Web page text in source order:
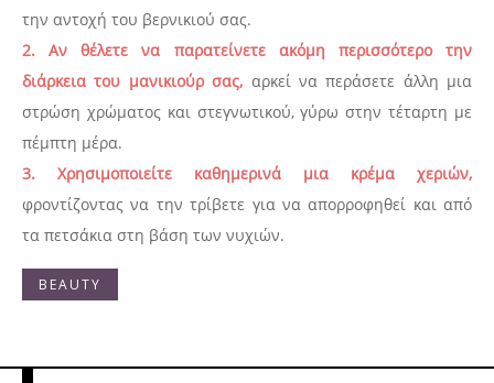
την αντοχή του βερνικιού σας.
2. Αν θέλετε να παρατείνετε ακόμη περισσότερο την
διάρκεια του μανικιούρ σας, αρκεί να περάσετε άλλη μια
στρώση χρώματος και στεγνωτικού, γύρω στην τέταρτη με
πέμπτη μέρα.
3. Χρησιμοποιείτε καθημερινά μια κρέμα χεριών,
φροντίζοντας να την τρίβετε για να απορροφηθεί και από
τα πετσάκια στη βάση των νυχιών.
BEAUTY